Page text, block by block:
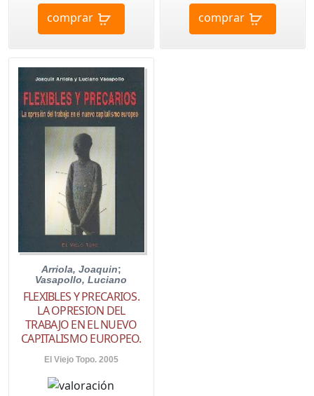
comprar comprar
Arriola, Joaquin;
Vasapollo, Luciano
FLEXIBLES Y PRECARIOS.
LA OPRESION DEL
TRABAJO EN EL NUEVO
CAPITALISMO EUROPEO.
El Viejo Topo. 2005